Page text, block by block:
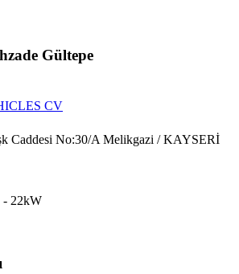
Gültepe
CV
Caddesi No:30/A Melikgazi / KAYSERİ
- 22kW